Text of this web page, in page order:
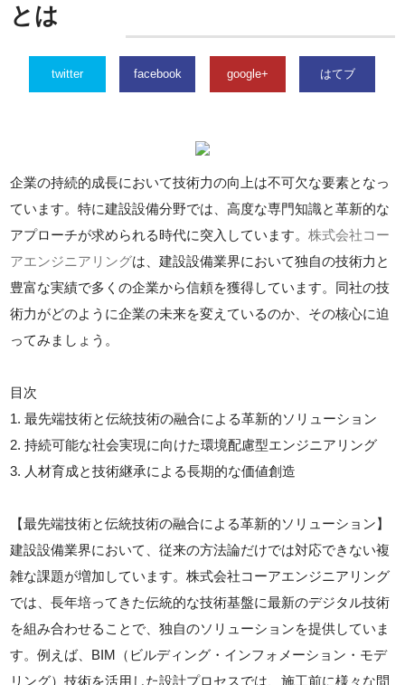
とは
twitter facebook google+ はてブ
企業の持続的成長において技術力の向上は不可欠な要素となっ
ています。特に建設設備分野では、高度な専門知識と革新的な
アプローチが求められる時代に突入しています。株式会社コー
アエンジニアリングは、建設設備業界において独自の技術力と
豊富な実績で多くの企業から信頼を獲得しています。同社の技
術力がどのように企業の未来を変えているのか、その核心に迫
ってみましょう。
目次
1. 最先端技術と伝統技術の融合による革新的ソリューション
2. 持続可能な社会実現に向けた環境配慮型エンジニアリング
3. 人材育成と技術継承による長期的な価値創造
【最先端技術と伝統技術の融合による革新的ソリューション】
建設設備業界において、従来の方法論だけでは対応できない複
雑な課題が増加しています。株式会社コーアエンジニアリング
では、長年培ってきた伝統的な技術基盤に最新のデジタル技術
を組み合わせることで、独自のソリューションを提供していま
す。例えば、BIM（ビルディング・インフォメーション・モデ
リング）技術を活用した設計プロセスでは、施工前に様々な問